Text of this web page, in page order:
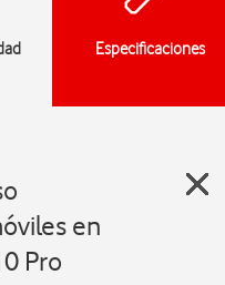
Especificaciones
en
Pro